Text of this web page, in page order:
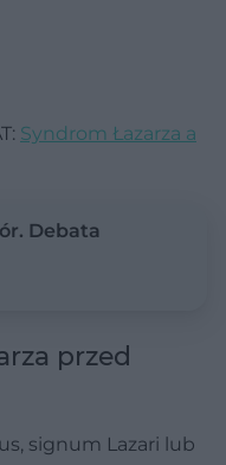
Syndrom Łazarza a
Debata
przed
signum Lazari lub